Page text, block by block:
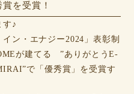
を受賞！
す♪
ン・エナジー2024」表彰制
が建てる ”ありがとうE-
で「優秀賞」を受賞す